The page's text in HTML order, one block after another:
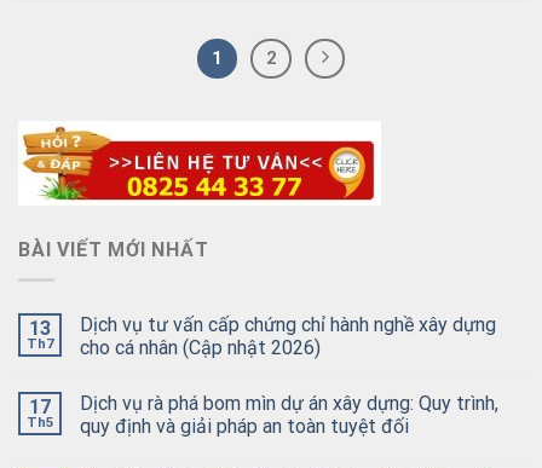
1 2
BÀI VIẾT MỚI NHẤT
13
Th7
Dịch vụ tư vấn cấp chứng chỉ hành nghề xây dựng
cho cá nhân (Cập nhật 2026)
17
Th5
Dịch vụ rà phá bom mìn dự án xây dựng: Quy trình,
quy định và giải pháp an toàn tuyệt đối